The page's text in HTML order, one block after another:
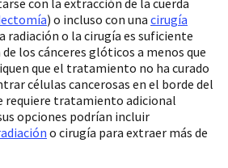
) o incluso con una cirugía
radiación o la cirugía es suficiente
los cánceres glóticos a menos que
que el tratamiento no ha curado
células cancerosas en el borde del
requiere tratamiento adicional
opciones podrían incluir
o cirugía para extraer más de